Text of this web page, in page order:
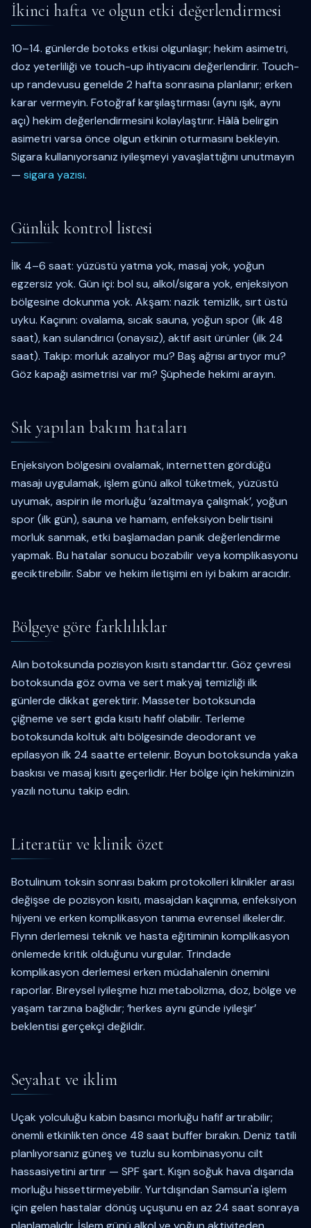
İkinci hafta ve olgun etki değerlendirmesi
10–14. günlerde botoks etkisi olgunlaşır; hekim asimetri,
doz yeterliliği ve touch-up ihtiyacını değerlendirir. Touch-
up randevusu genelde 2 hafta sonrasına planlanır; erken
karar vermeyin. Fotoğraf karşılaştırması (aynı ışık, aynı
açı) hekim değerlendirmesini kolaylaştırır. Hâlâ belirgin
asimetri varsa önce olgun etkinin oturmasını bekleyin.
Sigara kullanıyorsanız iyileşmeyi yavaşlattığını unutmayın
— sigara yazısı.
Günlük kontrol listesi
İlk 4–6 saat: yüzüstü yatma yok, masaj yok, yoğun
egzersiz yok. Gün içi: bol su, alkol/sigara yok, enjeksiyon
bölgesine dokunma yok. Akşam: nazik temizlik, sırt üstü
uyku. Kaçının: ovalama, sıcak sauna, yoğun spor (ilk 48
saat), kan sulandırıcı (onaysız), aktif asit ürünler (ilk 24
saat). Takip: morluk azalıyor mu? Baş ağrısı artıyor mu?
Göz kapağı asimetrisi var mı? Şüphede hekimi arayın.
Sık yapılan bakım hataları
Enjeksiyon bölgesini ovalamak, internetten gördüğü
masajı uygulamak, işlem günü alkol tüketmek, yüzüstü
uyumak, aspirin ile morluğu ‘azaltmaya çalışmak’, yoğun
spor (ilk gün), sauna ve hamam, enfeksiyon belirtisini
morluk sanmak, etki başlamadan panik değerlendirme
yapmak. Bu hatalar sonucu bozabilir veya komplikasyonu
geciktirebilir. Sabır ve hekim iletişimi en iyi bakım aracıdır.
Bölgeye göre farklılıklar
Alın botoksunda pozisyon kısıtı standarttır. Göz çevresi
botoksunda göz ovma ve sert makyaj temizliği ilk
günlerde dikkat gerektirir. Masseter botoksunda
çiğneme ve sert gıda kısıtı hafif olabilir. Terleme
botoksunda koltuk altı bölgesinde deodorant ve
epilasyon ilk 24 saatte ertelenir. Boyun botoksunda yaka
baskısı ve masaj kısıtı geçerlidir. Her bölge için hekiminizin
yazılı notunu takip edin.
Literatür ve klinik özet
Botulinum toksin sonrası bakım protokolleri klinikler arası
değişse de pozisyon kısıtı, masajdan kaçınma, enfeksiyon
hijyeni ve erken komplikasyon tanıma evrensel ilkelerdir.
Flynn derlemesi teknik ve hasta eğitiminin komplikasyon
önlemede kritik olduğunu vurgular. Trindade
komplikasyon derlemesi erken müdahalenin önemini
raporlar. Bireysel iyileşme hızı metabolizma, doz, bölge ve
yaşam tarzına bağlıdır; ‘herkes aynı günde iyileşir’
beklentisi gerçekçi değildir.
Seyahat ve iklim
Uçak yolculuğu kabin basıncı morluğu hafif artırabilir;
önemli etkinlikten önce 48 saat buffer bırakın. Deniz tatili
planlıyorsanız güneş ve tuzlu su kombinasyonu cilt
hassasiyetini artırır — SPF şart. Kışın soğuk hava dışarıda
morluğu hissettirmeyebilir. Yurtdışından Samsun'a işlem
için gelen hastalar dönüş uçuşunu en az 24 saat sonraya